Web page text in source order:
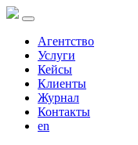
Агентство
Услуги
Кейсы
Клиенты
Журнал
Контакты
en